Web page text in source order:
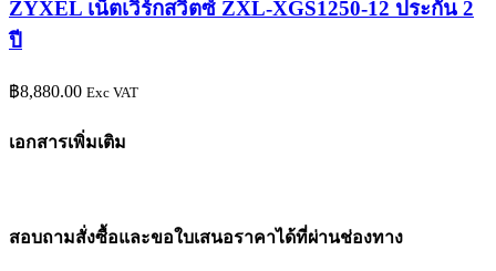
ZYXEL เน็ตเวิร์กสวิตซ์ ZXL-XGS1250-12 ประกัน 2
ปี
฿8,880.00 Exc VAT
เอกสารเพิ่มเติม
สอบถามสั่งซื้อและขอใบเสนอราคาได้ที่ผ่านช่องทาง